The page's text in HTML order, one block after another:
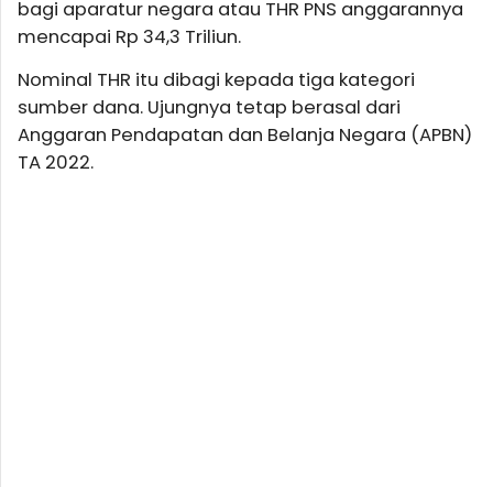
bagi aparatur negara atau THR PNS anggarannya
mencapai Rp 34,3 Triliun.
Nominal THR itu dibagi kepada tiga kategori
sumber dana. Ujungnya tetap berasal dari
Anggaran Pendapatan dan Belanja Negara (APBN)
TA 2022.